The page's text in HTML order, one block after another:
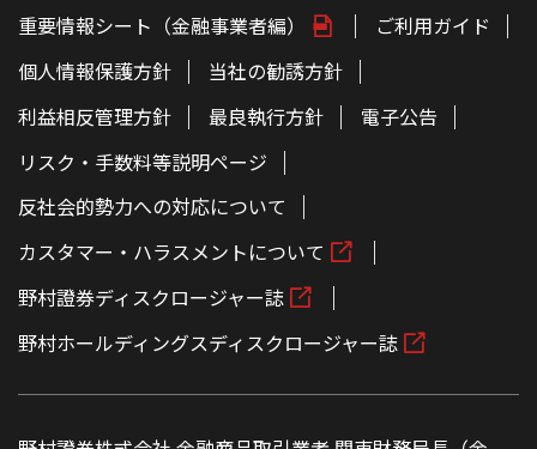
重要情報シート（金融事業者編）
ご利用ガイド
個人情報保護方針
当社の勧誘方針
利益相反管理方針
最良執行方針
電子公告
リスク・手数料等説明ページ
反社会的勢力への対応について
カスタマー・ハラスメントについて
野村證券ディスクロージャー誌
野村ホールディングスディスクロージャー誌